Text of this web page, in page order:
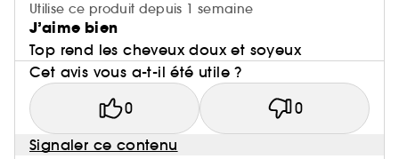
Utilise ce produit depuis 1 semaine
J’aime bien
Top rend les cheveux doux et soyeux
Cet avis vous a-t-il été utile ?
0 0
Signaler ce contenu